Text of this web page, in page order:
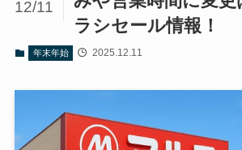
ラシセール情報！
12/11
年末年始 2025.12.11